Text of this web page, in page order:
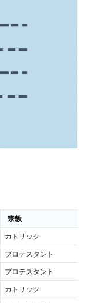
宗教
カトリック
プロテスタント
プロテスタント
カトリック